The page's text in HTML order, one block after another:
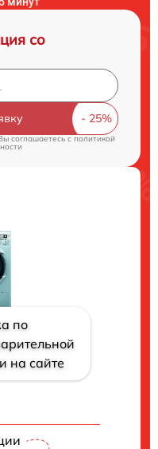
со
соглашаетесь cполитикой
по
на сайте